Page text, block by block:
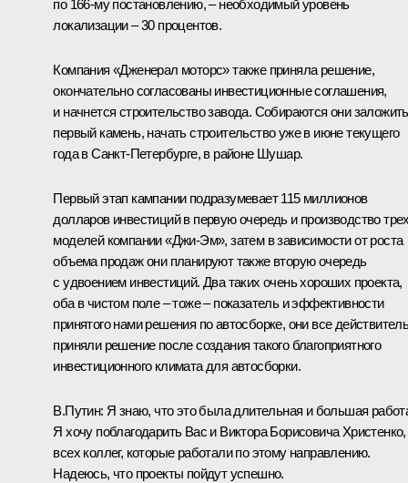
по 166-му постановлению, – необходимый уровень
локализации – 30 процентов.
Компания «Дженерал моторс» также приняла решение,
окончательно согласованы инвестиционные соглашения,
и начнется строительство завода. Собираются они заложить
первый камень, начать строительство уже в июне текущего
года в Санкт-Петербурге, в районе Шушар.
Первый этап кампании подразумевает 115 миллионов
долларов инвестиций в первую очередь и производство
моделей компании «Джи-Эм», затем в зависимости от роста
объема продаж они планируют также вторую очередь
с удвоением инвестиций. Два таких очень хороших проекта,
оба в чистом поле – тоже – показатель и эффективности
принятого нами решения по автосборке, они все
приняли решение после создания такого благоприятного
инвестиционного климата для автосборки.
В.Путин: Я знаю, что это была длительная и большая
Я хочу поблагодарить Вас и Виктора Борисовича Христенко,
всех коллег, которые работали по этому направлению.
Надеюсь, что проекты пойдут успешно.